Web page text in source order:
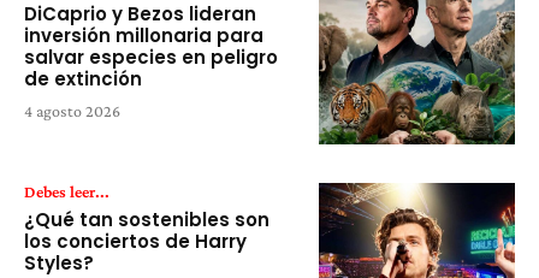
DiCaprio y Bezos lideran
inversión millonaria para
salvar especies en peligro
de extinción
4 agosto 2026
Debes leer...
¿Qué tan sostenibles son
los conciertos de Harry
Styles?